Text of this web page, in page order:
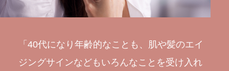
「40代になり年齢的なことも、肌や髪のエイ
ジングサインなどもいろんなことを受け入れ